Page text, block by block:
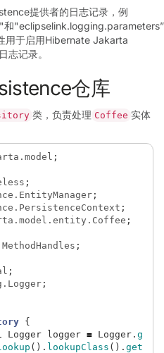
提供者的日志记录，例
用于启用Hibernate Jakarta
志记录。
仓库
类，负责处理 Coffee 实体
;
;
;
;
;
;
;
;
{
Logger logger = Logger. g
(). lookupClass (). get